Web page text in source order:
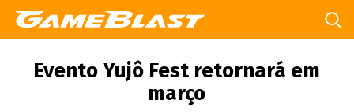
Evento Yujô Fest retornará em
março